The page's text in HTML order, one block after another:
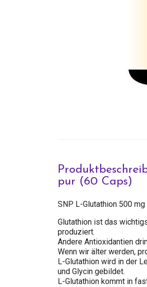
pur (60 Caps)
SNP L-Glutathion 500
Glutathion ist das
produziert.
Andere Antioxidantien
Wenn wir älter werden,
L-Glutathion wird in der
und Glycin gebildet.
L-Glutathion kommt in